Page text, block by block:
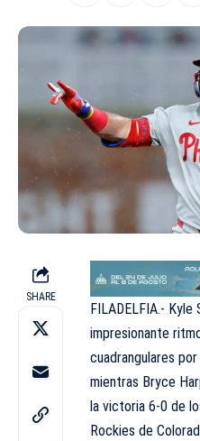
SHARE
FILADELFIA.-
impresionante
cuadrangulares
mientras Bryce
la victoria 6-0 de
Rockies de